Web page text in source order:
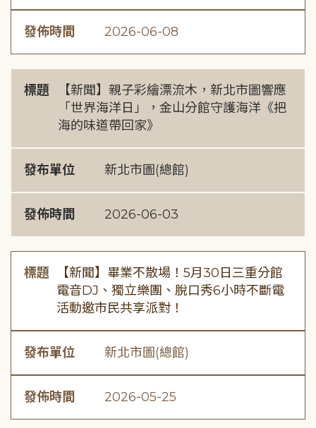
發佈時間 2026-06-08
標題
【新聞】親子彩繪漂流木，新北市圖響應
「世界海洋日」，金山分館守護海洋《把
海的味道帶回家》
發布單位 新北市圖(總館)
發佈時間 2026-06-03
標題
【新聞】畢業不散場！5月30日三重分館
電音DJ、獨立樂團、脫口秀6小時不斷電
活動邀市民共享派對！
發布單位 新北市圖(總館)
發佈時間 2026-05-25